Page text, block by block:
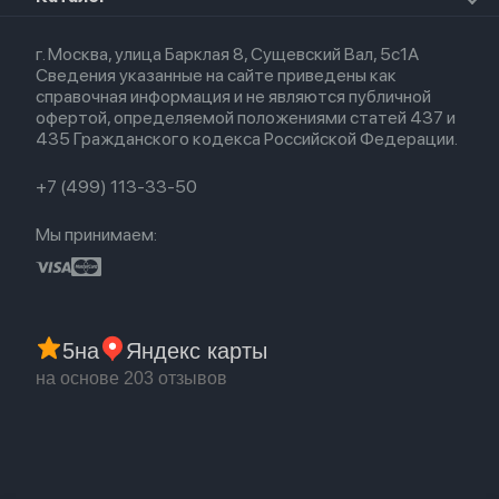
Airpods 2
Airpods (1-е)
Для Apple Watch
Политика конфиденциальности
Оплата и доставка
Партнерская программа
Гарантия
Обмен и возврат
Trade-in
Новые поступления
Популярное
Акции
г. Москва, улица Барклая 8, Сущевский Вал, 5с1А
Сведения указанные на сайте приведены как
справочная информация и не являются публичной
офертой, определяемой положениями статей 437 и
435 Гражданского кодекса Российской Федерации.
+7 (499) 113-33-50
Мы принимаем:
5на Яндекс карты
на основе 203 отзывов